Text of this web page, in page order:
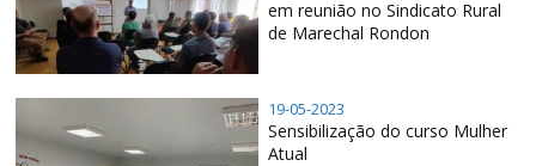
em reunião no Sindicato Rural
de Marechal Rondon
19-05-2023
Sensibilização do curso Mulher
Atual